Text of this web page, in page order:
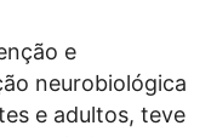
e
neurobiológica
e adultos, teve